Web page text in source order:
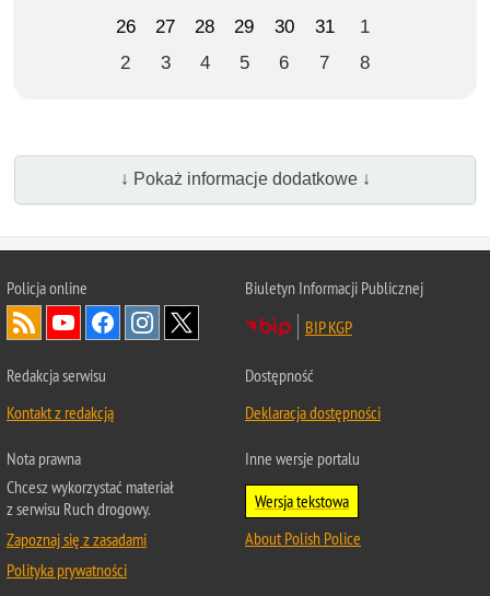
26
27 28 29 30 31
1
2
3 4 5 6 7 8
↓ Pokaż informacje dodatkowe ↓
Policjaonline
Biuletyn Informacji Publicznej
BIP KGP
Redakcja serwisu
Kontakt z redakcją
Dostępność
Deklaracja dostępności
Nota prawna
Chcesz wykorzystać materiał
z serwisu Ruch drogowy.
Zapoznaj się z zasadami
Polityka prywatności
Inne wersje portalu
Wersja tekstowa
About Polish Police